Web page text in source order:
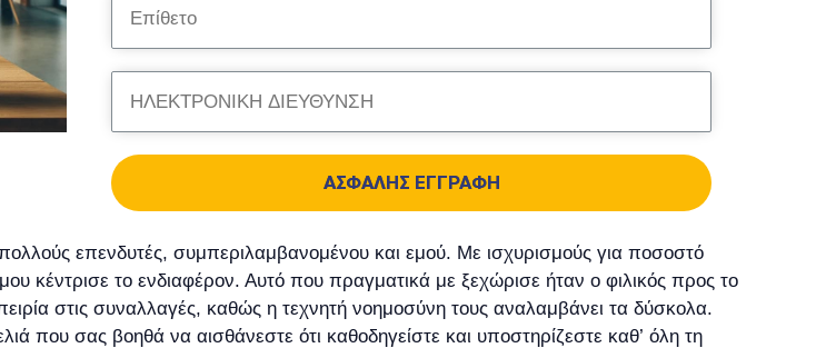
ΑΣΦΑΛΉΣ ΕΓΓΡΑΦΉ
επενδυτές, συμπεριλαμβανομένου και εμού. Με ισχυρισμούς για ποσοστό
κέντρισε το ενδιαφέρον. Αυτό που πραγματικά με ξεχώρισε ήταν ο φιλικός προς το
στις συναλλαγές, καθώς η τεχνητή νοημοσύνη τους αναλαμβάνει τα δύσκολα.
που σας βοηθά να αισθάνεστε ότι καθοδηγείστε και υποστηρίζεστε καθ’ όλη τη